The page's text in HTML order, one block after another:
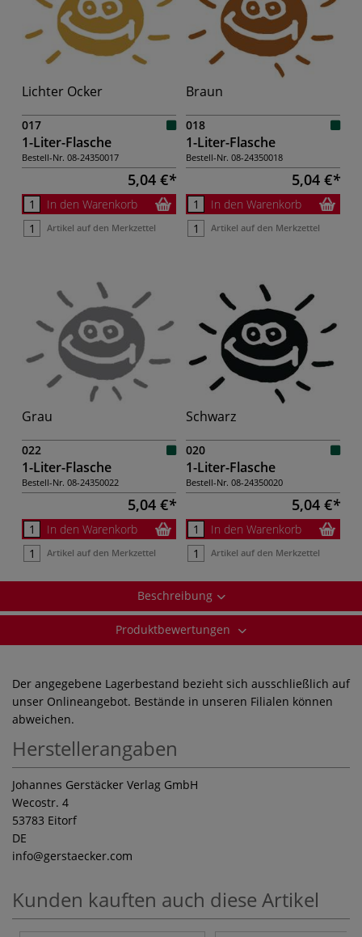
Lichter Ocker
017
1-Liter-Flasche
Bestell-Nr. 08-24350017
5,04 €
In den Warenkorb
Artikel auf den Merkzettel
Braun
018
1-Liter-Flasche
Bestell-Nr. 08-24350018
5,04 €
In den Warenkorb
Artikel auf den Merkzettel
Grau
022
1-Liter-Flasche
Bestell-Nr. 08-24350022
5,04 €
In den Warenkorb
Artikel auf den Merkzettel
Schwarz
020
1-Liter-Flasche
Bestell-Nr. 08-24350020
5,04 €
In den Warenkorb
Artikel auf den Merkzettel
Beschreibung
Produktbewertungen
Der angegebene Lagerbestand bezieht sich ausschließlich auf
unser Onlineangebot. Bestände in unseren Filialen können
abweichen.
Herstellerangaben
Johannes Gerstäcker Verlag GmbH
Wecostr. 4
53783 Eitorf
DE
info@gerstaecker.com
Kunden kauften auch diese Artikel